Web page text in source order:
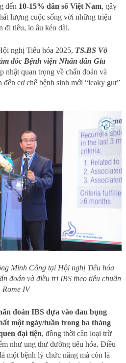
đến 10-15% dân số Việt Nam, gây
lượng cuộc sống với những triệu
đi tiêu, lo âu kéo dài.
nghị Tiêu hóa 2025, TS.BS Võ
đốc Bệnh viện Nhân dân Gia
nhật quan trọng về chẩn đoán và
cơ chế bệnh sinh mới “leaky gut”
Minh Công tại Hội nghị Tiêu hóa
đoán và điều trị IBS theo tiêu chuẩn
Rome IV
đoán IBS dựa vào đau bụng
một ngày/tuần trong ba tháng
đại tiện, đồng thời cần loại trừ
như ung thư đường tiêu hóa. Điều
một bệnh lý chức năng mà còn là